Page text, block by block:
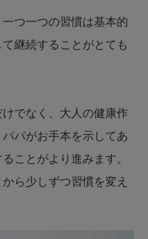
つ一つの習慣は基本的
継続することがとても
でなく、大人の健康作
パがお手本を示してあ
ことがより進みます。
ら少しずつ習慣を変え